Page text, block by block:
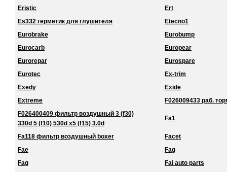
Eristic
Ert
Es332 герметик для глушителя
Etecno1
Eurobrake
Eurobump
Eurocarb
Europear
Eurorepar
Eurospare
Eurotec
Ex-trim
Exedy
Exide
Extreme
F026009433 раб.
F026400409 фильтр воздушный 3 (f30)
330d 5 (f10) 530d x5 (f15) 3.0d
Fa1
Fa118 фильтр воздушный boxer
Facet
Fae
Fag
Fag
Fai auto parts